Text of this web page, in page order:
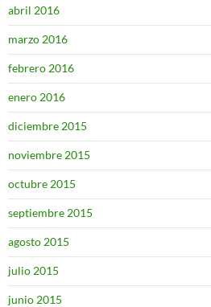
abril 2016
marzo 2016
febrero 2016
enero 2016
diciembre 2015
noviembre 2015
octubre 2015
septiembre 2015
agosto 2015
julio 2015
junio 2015